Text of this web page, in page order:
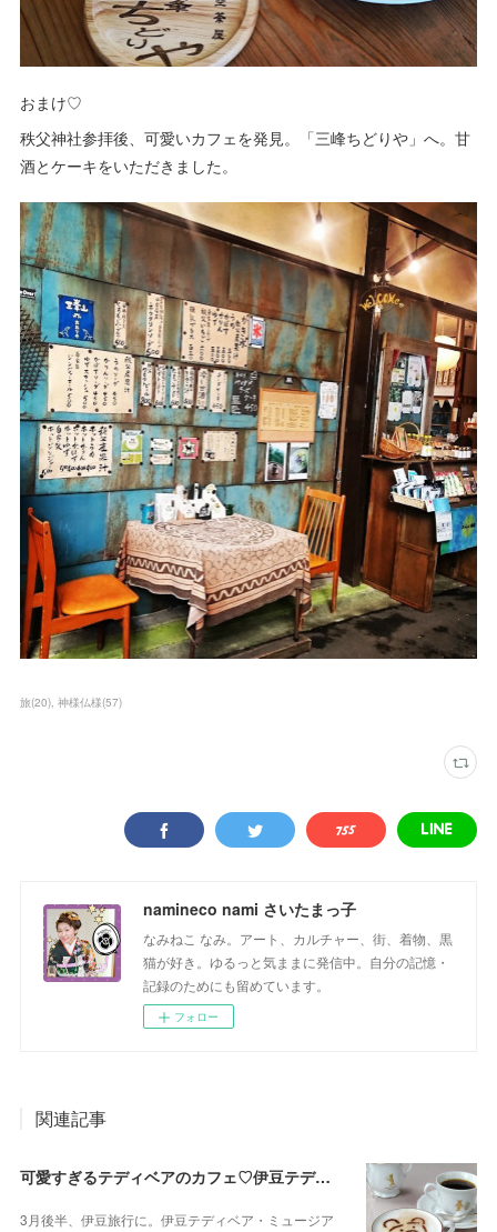
おまけ♡
秩父神社参拝後、可愛いカフェを発見。「三峰ちどりや」へ。甘
酒とケーキをいただきました。
旅(20) 神様仏様(57)
namineco nami さいたまっ子
なみねこ なみ。アート、カルチャー、街、着物、黒
猫が好き。ゆるっと気ままに発信中。自分の記憶・
記録のためにも留めています。
フォロー
関連記事
可愛すぎるテディベアのカフェ♡伊豆テディベア・ミュージアム
3月後半、伊豆旅行に。伊豆テディベア・ミュージア